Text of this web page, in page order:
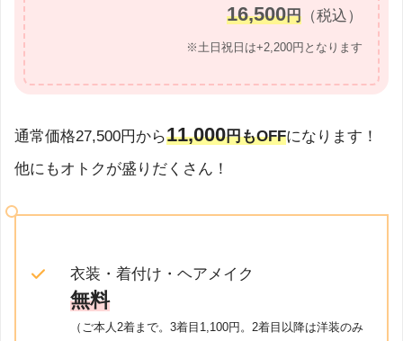
16,500円（税込）
※土日祝日は+2,200円となります
通常価格27,500円から11,000円もOFFになります！
他にもオトクが盛りだくさん！
衣装・着付け・ヘアメイク
無料
（ご本人2着まで。3着目1,100円。2着目以降は洋装のみ